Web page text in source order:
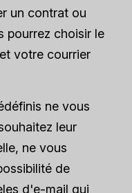
un contrat ou
pourrez choisir le
votre courrier
ne vous
leur
ne vous
de
d'e-mail qui